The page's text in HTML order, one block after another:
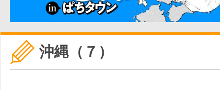
沖縄（７）